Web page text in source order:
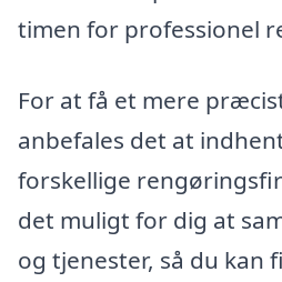
timen for professionel
For at få et mere
anbefales det at
forskellige
det muligt for dig at
og tjenester, så du kan